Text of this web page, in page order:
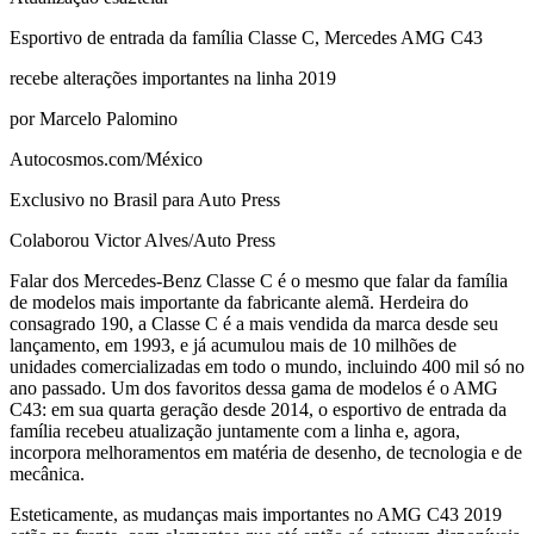
Esportivo de entrada da família Classe C, Mercedes AMG C43
recebe alterações importantes na linha 2019
por Marcelo Palomino
Autocosmos.com/México
Exclusivo no Brasil para Auto Press
Colaborou Victor Alves/Auto Press
Falar dos Mercedes-Benz Classe C é o mesmo que falar da família
de modelos mais importante da fabricante alemã. Herdeira do
consagrado 190, a Classe C é a mais vendida da marca desde seu
lançamento, em 1993, e já acumulou mais de 10 milhões de
unidades comercializadas em todo o mundo, incluindo 400 mil só no
ano passado. Um dos favoritos dessa gama de modelos é o AMG
C43: em sua quarta geração desde 2014, o esportivo de entrada da
família recebeu atualização juntamente com a linha e, agora,
incorpora melhoramentos em matéria de desenho, de tecnologia e de
mecânica.
Esteticamente, as mudanças mais importantes no AMG C43 2019